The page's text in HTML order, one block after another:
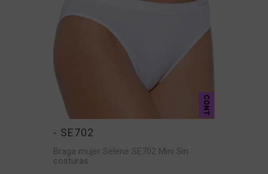
CONT
- SE702
Braga mujer Selene SE702 Mini Sin
costuras